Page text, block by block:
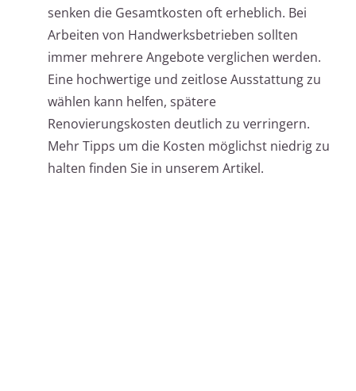
senken die Gesamtkosten oft erheblich. Bei
Arbeiten von Handwerksbetrieben sollten
immer mehrere Angebote verglichen werden.
Eine hochwertige und zeitlose Ausstattung zu
wählen kann helfen, spätere
Renovierungskosten deutlich zu verringern.
Mehr Tipps um die Kosten möglichst niedrig zu
halten finden Sie in unserem Artikel.